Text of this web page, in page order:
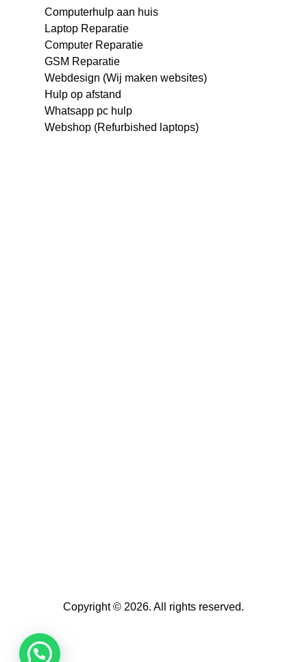
Computerhulp aan huis
Laptop Reparatie
Computer Reparatie
GSM Reparatie
Webdesign (Wij maken websites)
Hulp op afstand
Whatsapp pc hulp
Webshop (Refurbished laptops)
Copyright © 2026. All rights reserved.